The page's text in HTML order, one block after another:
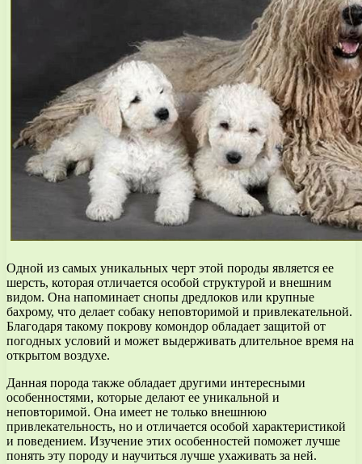
Одной из самых уникальных черт этой породы является ее
шерсть, которая отличается особой структурой и внешним
видом. Она напоминает снопы дредлоков или крупные
бахрому, что делает собаку неповторимой и привлекательной.
Благодаря такому покрову комондор обладает защитой от
погодных условий и может выдерживать длительное время на
открытом воздухе.
Данная порода также обладает другими интересными
особенностями, которые делают ее уникальной и
неповторимой. Она имеет не только внешнюю
привлекательность, но и отличается особой характеристикой
и поведением. Изучение этих особенностей поможет лучше
понять эту породу и научиться лучше ухаживать за ней.